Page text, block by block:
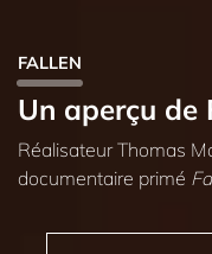
FALLEN
Un aperçu de
Réalisateur Thomas
documentaire primé